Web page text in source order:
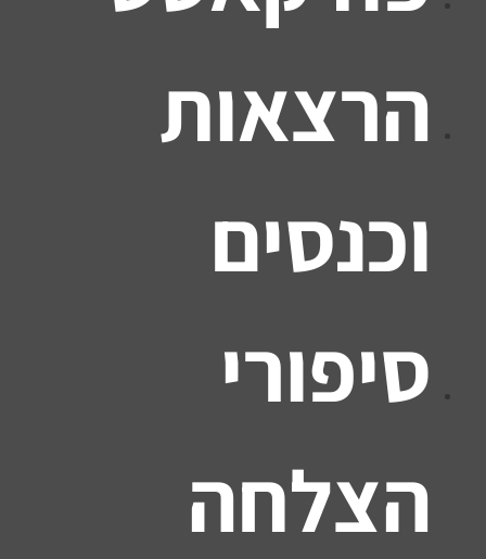
הרצאות
וכנסים
סיפורי
הצלחה